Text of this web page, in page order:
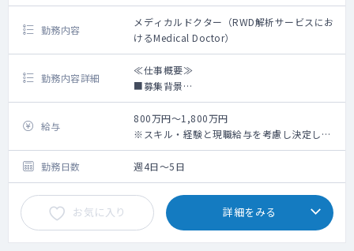
勤務内容
メディカルドクター（RWD解析サービスにお
けるMedical Doctor）
勤務内容詳細
≪仕事概要≫
■募集背景
当社は救急データプラットフォーム（NEXT
Stage ER 全国大病院 70箇所以上に展開）を
通じて構築した医療機関との関係性を軸に、
オンコロジー、急性期、希少疾患などの疾患
領域を中心とした製薬企業向け医療データサ
ービスを展開している企業です。
本医療データサービスでは、電子カルテの
DPCデータ、検査データ、テキストデータ等
を統合し、NEXT Stage ERのデータも活用す
ることで、製薬企業向けにこれまで以上に充
給与
800万円～1,800万円
※スキル・経験と現職給与を考慮し決定しま
す
※週1～2回の臨床アルバイトの副業可
勤務日数 週4日～5日
お気に入り 詳細をみる